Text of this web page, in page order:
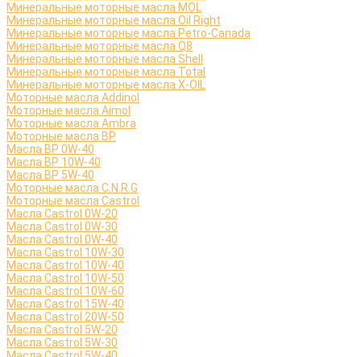
Минеральные моторные масла MOL
Минеральные моторные масла Oil Right
Минеральные моторные масла Petro-Canada
Минеральные моторные масла Q8
Минеральные моторные масла Shell
Минеральные моторные масла Total
Минеральные моторные масла X-OIL
Моторные масла Addinol
Моторные масла Aimol
Моторные масла Ambra
Моторные масла BP
Масла BP 0W-40
Масла BP 10W-40
Масла BP 5W-40
Моторные масла C.N.R.G
Моторные масла Castrol
Масла Castrol 0W-20
Масла Castrol 0W-30
Масла Castrol 0W-40
Масла Castrol 10W-30
Масла Castrol 10W-40
Масла Castrol 10W-50
Масла Castrol 10W-60
Масла Castrol 15W-40
Масла Castrol 20W-50
Масла Castrol 5W-20
Масла Castrol 5W-30